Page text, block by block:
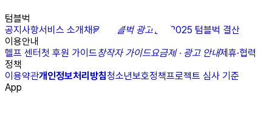
텀블벅
공지사항서비스 소개채용N 텀블벅 광고센터
2025 텀블벅 결산
이용안내
헬프 센터첫 후원 가이드창작자 가이드요금제 · 광고 안내제휴·협력
정책
이용약관개인정보처리방침청소년보호정책프로젝트 심사 기준
App